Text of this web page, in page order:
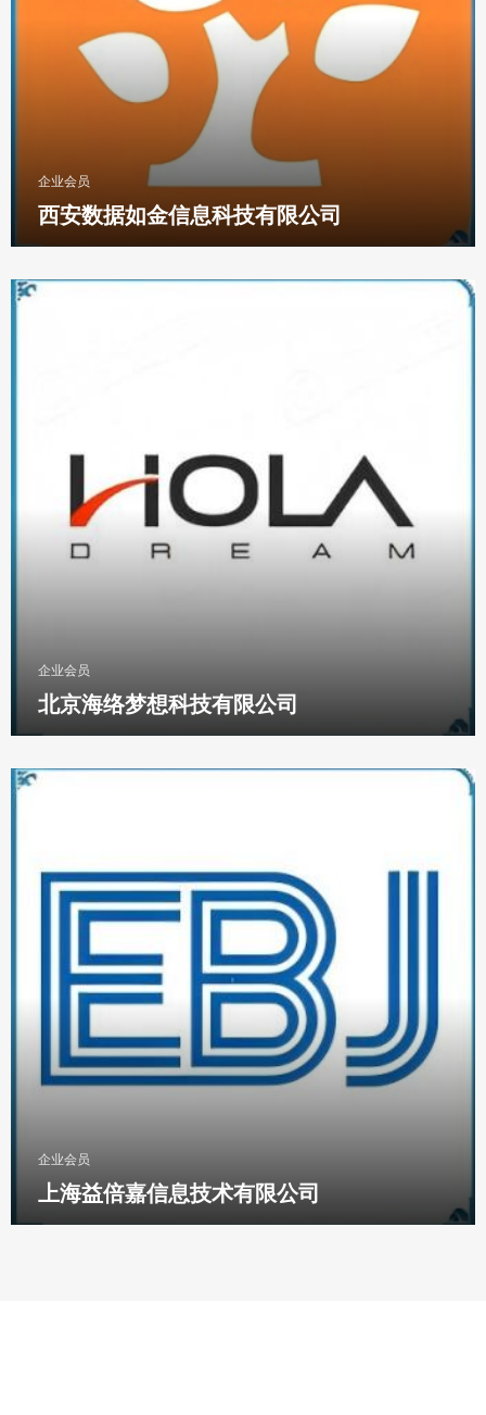
企业会员
西安数据如金信息科技有限公司
企业会员
北京海络梦想科技有限公司
企业会员
上海益倍嘉信息技术有限公司